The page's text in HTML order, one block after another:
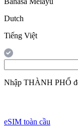
Dutch
Tiếng Việt
Nhập THÀNH PHỐ
eSIM toàn cầu